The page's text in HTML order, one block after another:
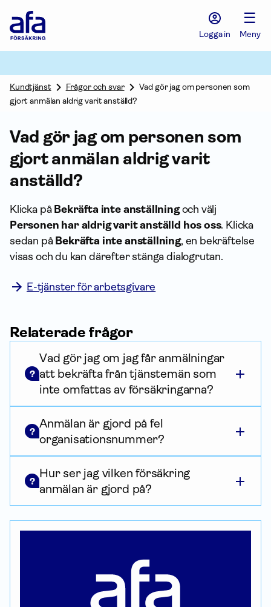
Försäkring
Logga in
☰
Meny
Kundtjänst Frågor och svar
Vad gör jag om personen som
gjort anmälan aldrig varit anställd?
Vad gör jag om personen som
gjort anmälan aldrig varit
anställd?
Klicka på Bekräfta inte an­ställningoch välj
Personen har aldrig varit anställd hos oss. Klicka
sedan på Bekräfta inte an­ställning, en bekräftelse
visas och du kan därefter stänga dialogrutan.
E-tjänster för arbetsgivare
Relaterade frågor
?
Vad gör jag om jag får anmälningar
att bekräfta från tjänstemän som
inte omfattas av försäkringarna?
?
Anmälan är gjord på fel
organisationsnummer?
?
Hur ser jag vilken försäkring
anmälan är gjord på?